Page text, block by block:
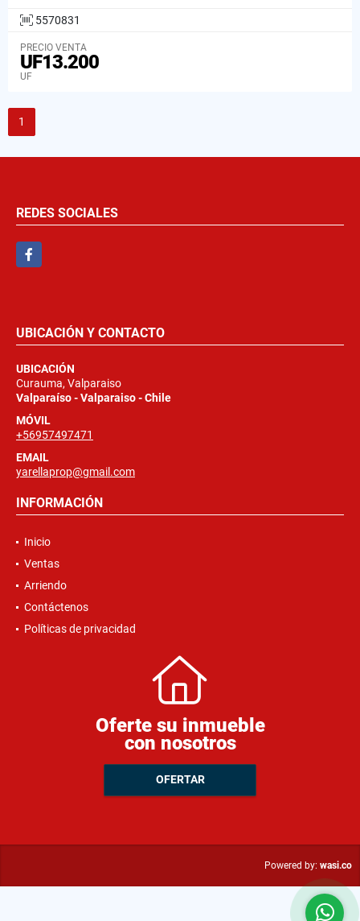
5570831
PRECIO VENTA
UF13.200
UF
1
REDES SOCIALES
Facebook
UBICACIÓN Y CONTACTO
UBICACIÓN
Curauma, Valparaiso
Valparaíso - Valparaiso - Chile
MÓVIL
+56957497471
EMAIL
yarellaprop@gmail.com
INFORMACIÓN
Inicio
Ventas
Arriendo
Contáctenos
Políticas de privacidad
Oferte su inmueble
con nosotros
OFERTAR
Powered by: wasi.co